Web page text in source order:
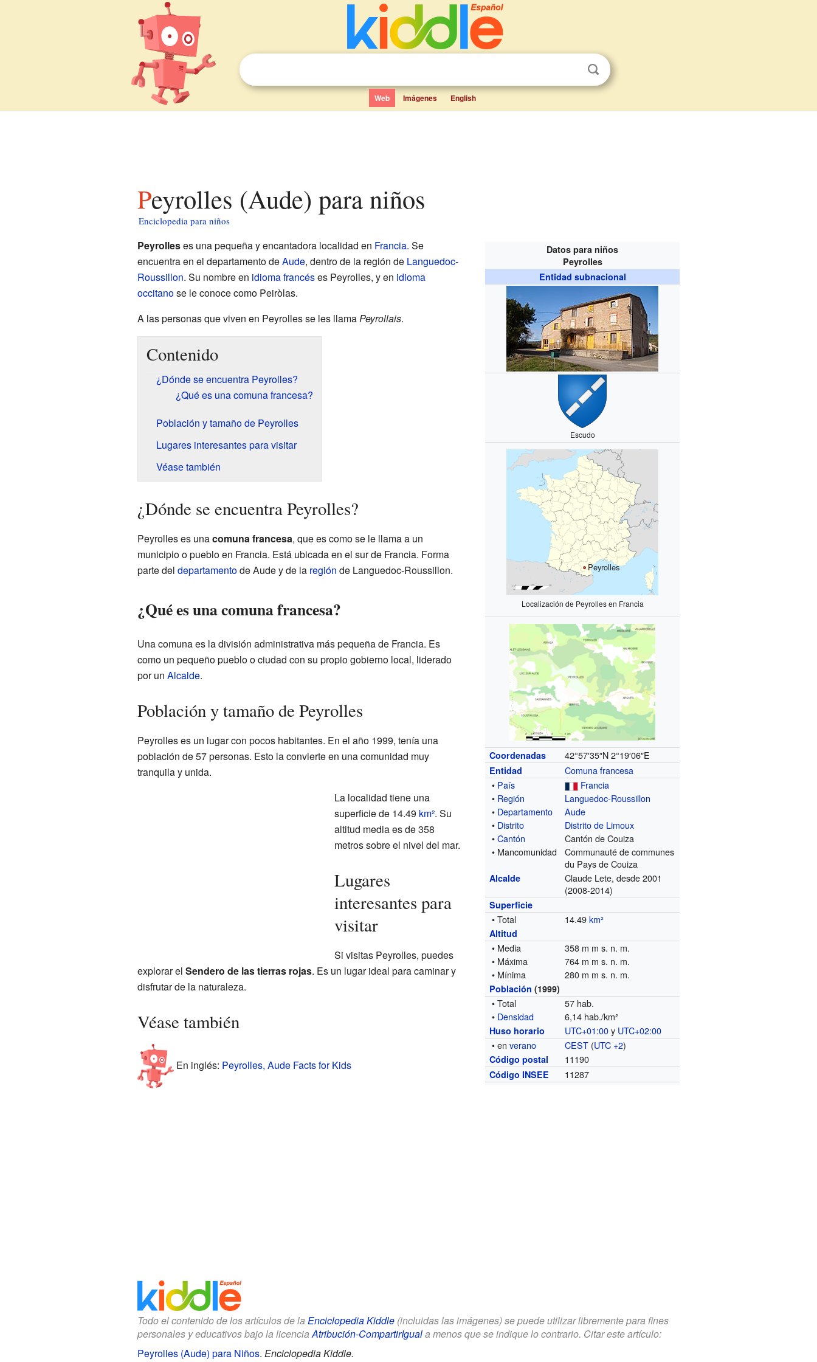
Web Imágenes English
Peyrolles (Aude) para niños
Enciclopedia para niños
Datos para niños
Peyrolles
Entidad subnacional
Escudo
Peyrolles
Localización de Peyrolles en Francia
Coordenadas 42°57′35″N 2°19′06″E
Entidad
Comuna francesa
• País
Francia
• Región
Languedoc-Roussillon
• Departamento
Aude
• Distrito
Distrito de Limoux
•Cantón
Cantón de Couiza
• Mancomunidad
Communauté de communes
du Pays de Couiza
Alcalde
Claude Lete, desde 2001
(2008-2014)
Superficie
• Total 14.49km²
Altitud
• Media
358 m m s. n. m.
• Máxima
764 m m s. n. m.
• Mínima
280 m m s. n. m.
Población (1999)
• Total
57 hab.
• Densidad 6,14 hab./km²
Huso horario UTC+01:00y UTC+02:00
• enverano CEST (UTC +2)
Código postal 11190
Código INSEE 11287
Peyrolleses una pequeña y encantadora localidad en Francia. Se
encuentra en el departamento deAude, dentro de la región de Languedoc-
Roussillon. Su nombre en idioma francéses Peyrolles, y en idioma
occitanose le conoce como Peiròlas.
A las personas que viven en Peyrolles se les llamaPeyrollais.
Contenido
¿Dónde se encuentra Peyrolles?
¿Qué es una comuna francesa?
Población y tamaño de Peyrolles
Lugares interesantes para visitar
Véase también
¿Dónde se encuentra Peyrolles?
Peyrolles es unacomuna francesa, que es como se le llama a un
municipio o pueblo en Francia. Está ubicada en el sur de Francia. Forma
parte del departamentode Aude y de la región de Languedoc-Roussillon.
¿Qué es una comuna francesa?
Una comuna es la división administrativa más pequeña de Francia. Es
como un pequeño pueblo o ciudad con su propio gobierno local, liderado
por un Alcalde.
Población y tamaño de Peyrolles
Peyrolles es un lugar con pocos habitantes. En el año 1999, tenía una
población de 57 personas. Esto la convierte en una comunidad muy
tranquila y unida.
La localidad tiene una
superficie de 14.49 km². Su
altitud media es de 358
metros sobre el nivel del mar.
Lugares
interesantes para
visitar
Si visitas Peyrolles, puedes
explorar el Sendero de las tierras rojas. Es un lugar ideal para caminar y
disfrutar de la naturaleza.
Véase también
En inglés: Peyrolles, Aude Facts for Kids
Todo el contenido de los artículos de la Enciclopedia Kiddle(incluidas las imágenes) se puede utilizar libremente para fines
personales y educativos bajo la licenciaAtribución-CompartirIguala menos que se indique lo contrario. Citar este artículo:
Peyrolles (Aude) para Niños. Enciclopedia Kiddle.